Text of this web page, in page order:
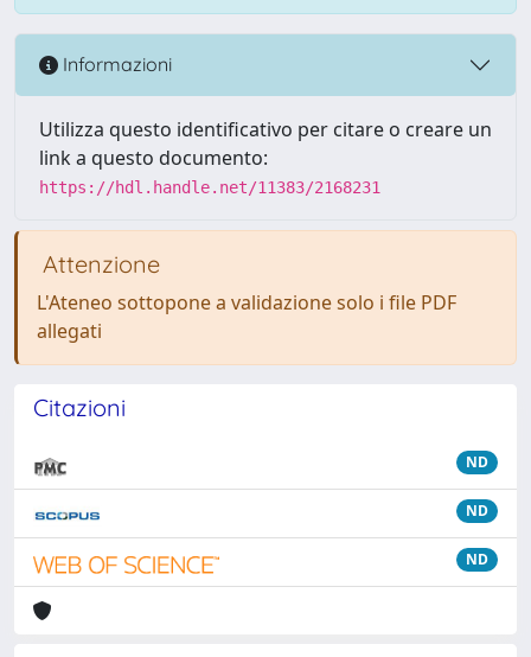
Informazioni
Utilizza questo identificativo per citare o creare un
link a questo documento:
https://hdl.handle.net/11383/2168231
Attenzione
L'Ateneo sottopone a validazione solo i file PDF
allegati
Citazioni
ND
ND
ND